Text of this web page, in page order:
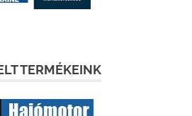
TERMÉKEINK